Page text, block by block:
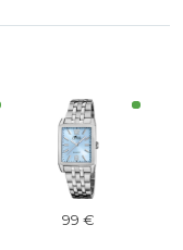
99 €